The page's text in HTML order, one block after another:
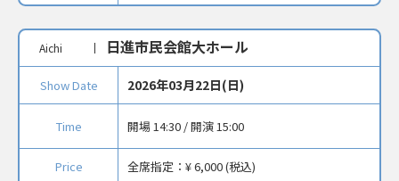
Aichi 日進市民会館大ホール
Show Date 2026年03月22日(日)
Time 開場 14:30 / 開演 15:00
Price 全席指定： ¥ 6,000 (税込)